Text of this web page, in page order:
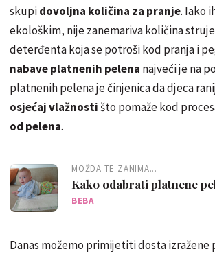
skupidovoljna količina za pranje. Iako
ekološkim, nije zanemariva količina
deterđenta koja se potroši kod pranja i
nabave platnenih pelena najveći je na
platnenih pelena je činjenica da djeca
osjećaj vlažnostišto pomaže kod
od pelena.
MOŽDA TE ZANIMA...
Kako odabrati platnene
BEBA
Danas možemo primijetiti dosta izražene